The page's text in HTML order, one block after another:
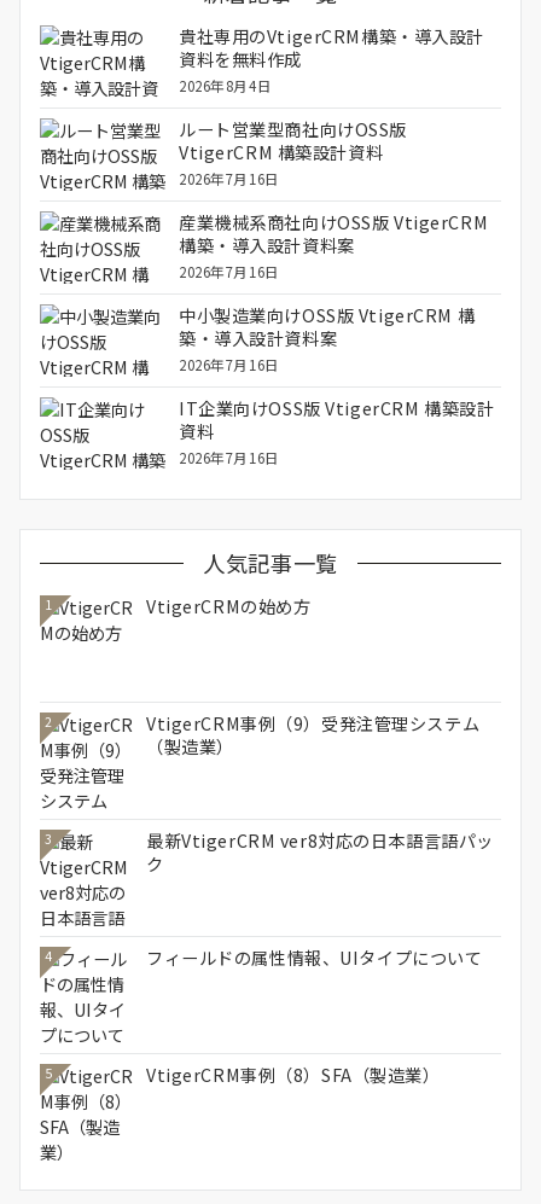
貴社専用のVtigerCRM構築・導入設計
資料を無料作成
2026年8月4日
ルート営業型商社向けOSS版
VtigerCRM 構築設計資料
2026年7月16日
産業機械系商社向けOSS版 VtigerCRM
構築・導入設計資料案
2026年7月16日
中小製造業向けOSS版 VtigerCRM 構
築・導入設計資料案
2026年7月16日
IT企業向けOSS版 VtigerCRM 構築設計
資料
2026年7月16日
人気記事一覧
1 VtigerCRMの始め方
2
VtigerCRM事例（9）受発注管理システム
（製造業）
3
最新VtigerCRM ver8対応の日本語言語パッ
ク
4 フィールドの属性情報、UIタイプについて
5 VtigerCRM事例（8）SFA（製造業）